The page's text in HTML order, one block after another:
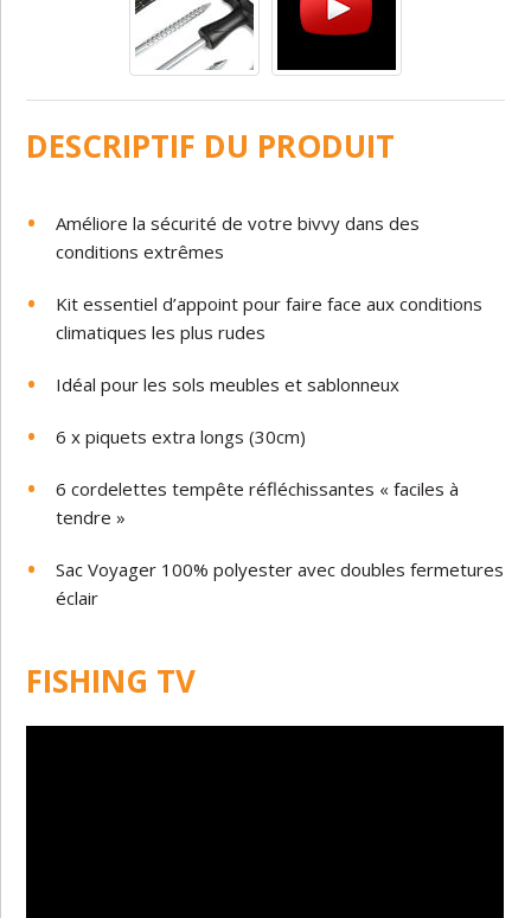
DESCRIPTIF DU PRODUIT
Améliore la sécurité de votre bivvy dans des
conditions extrêmes
Kit essentiel d’appoint pour faire face aux conditions
climatiques les plus rudes
Idéal pour les sols meubles et sablonneux
6 x piquets extra longs (30cm)
6 cordelettes tempête réfléchissantes « faciles à
tendre »
Sac Voyager 100% polyester avec doubles fermetures
éclair
FISHING TV